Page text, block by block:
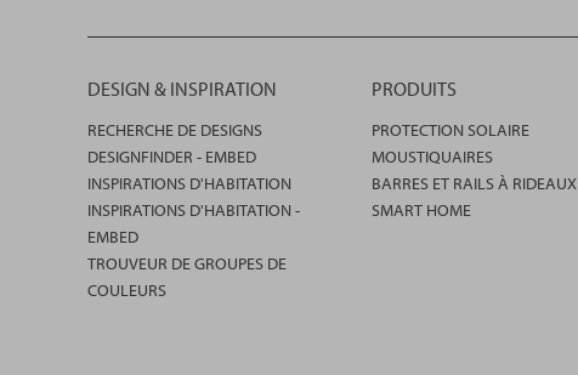
DESIGN & INSPIRATION
RECHERCHE DE DESIGNS
DESIGNFINDER - EMBED
INSPIRATIONS D'HABITATION
INSPIRATIONS D'HABITATION -
EMBED
TROUVEUR DE GROUPES DE
COULEURS
PRODUITS
PROTECTION SOLAIRE
MOUSTIQUAIRES
BARRES ET RAILS À RIDEAUX
SMART HOME